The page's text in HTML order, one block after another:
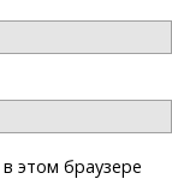
этом браузере